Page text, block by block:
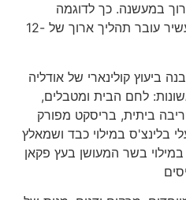
במעשנה. כך לדוגמה
האסאדו המוגש כנתח גדול ועשיר עובר תהליך ארוך של 12-
קולינארי של אודליה
לחם הבית ומטבלים,
ביתית, בריסקט מפורק
במילוי כבד ושמאלץ
בשר המעושן בעץ פקאן